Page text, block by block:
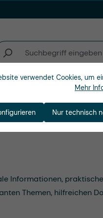
Informationen,
Themen,
verwendet Cookies, um
Mehr
Nur technisch